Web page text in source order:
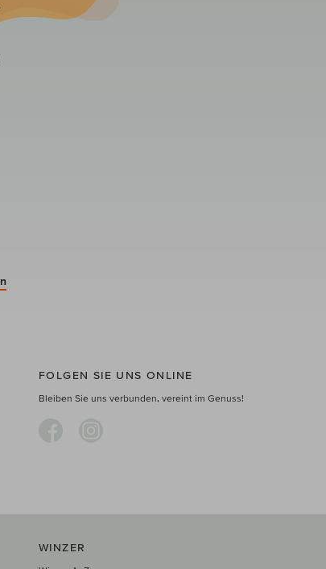
FOLGEN SIE UNS ONLINE
Bleiben Sie uns verbunden, vereint im Genuss!
WINZER